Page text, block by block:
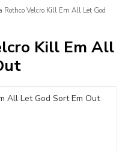
Rothco Velcro Kill Em All Let God
Kill Em All